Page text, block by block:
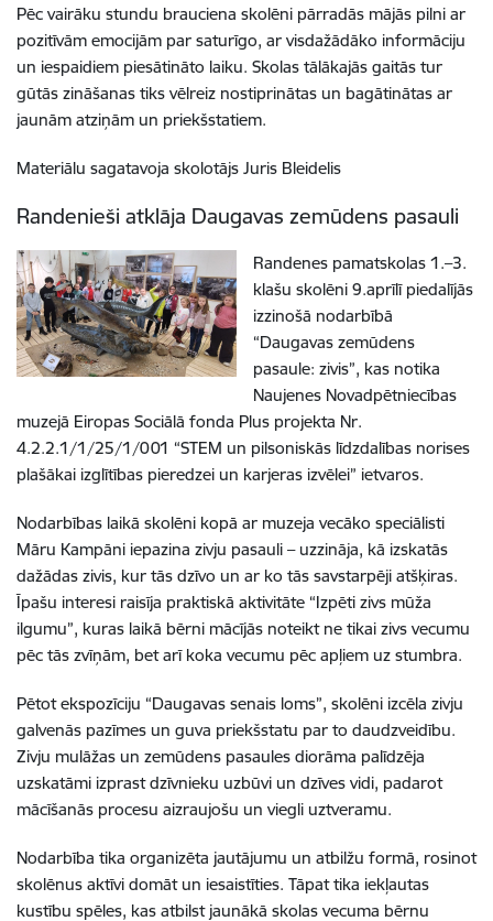
Pēc vairāku stundu brauciena skolēni pārradās mājās pilni ar
pozitīvām emocijām par saturīgo, ar visdažādāko informāciju
un iespaidiem piesātināto laiku. Skolas tālākajās gaitās tur
gūtās zināšanas tiks vēlreiz nostiprinātas un bagātinātas ar
jaunām atziņām un priekšstatiem.
Materiālu sagatavoja skolotājs Juris Bleidelis
Randenieši atklāja Daugavas zemūdens pasauli
Randenes pamatskolas 1.–3.
klašu skolēni 9.aprīlī piedalījās
izzinošā nodarbībā
“Daugavas zemūdens
pasaule: zivis”, kas notika
Naujenes Novadpētniecības
muzejā Eiropas Sociālā fonda Plus projekta Nr.
4.2.2.1/1/25/1/001 “STEM un pilsoniskās līdzdalības norises
plašākai izglītības pieredzei un karjeras izvēlei” ietvaros.
Nodarbības laikā skolēni kopā ar muzeja vecāko speciālisti
Māru Kampāni iepazina zivju pasauli – uzzināja, kā izskatās
dažādas zivis, kur tās dzīvo un ar ko tās savstarpēji atšķiras.
Īpašu interesi raisīja praktiskā aktivitāte “Izpēti zivs mūža
ilgumu”, kuras laikā bērni mācījās noteikt ne tikai zivs vecumu
pēc tās zvīņām, bet arī koka vecumu pēc apļiem uz stumbra.
Pētot ekspozīciju “Daugavas senais loms”, skolēni izcēla zivju
galvenās pazīmes un guva priekšstatu par to daudzveidību.
Zivju mulāžas un zemūdens pasaules diorāma palīdzēja
uzskatāmi izprast dzīvnieku uzbūvi un dzīves vidi, padarot
mācīšanās procesu aizraujošu un viegli uztveramu.
Nodarbība tika organizēta jautājumu un atbilžu formā, rosinot
skolēnus aktīvi domāt un iesaistīties. Tāpat tika iekļautas
kustību spēles, kas atbilst jaunākā skolas vecuma bērnu